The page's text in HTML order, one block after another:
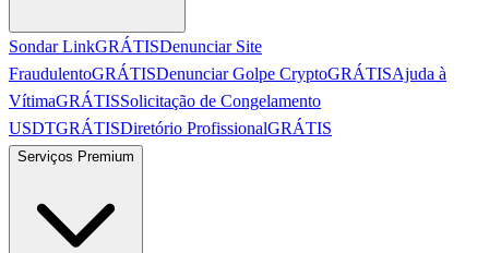
Sondar LinkGRÁTISDenunciar Site
FraudulentoGRÁTISDenunciar Golpe CryptoGRÁTISAjuda à
VítimaGRÁTISSolicitação de Congelamento
USDTGRÁTISDiretório ProfissionalGRÁTIS
Serviços Premium